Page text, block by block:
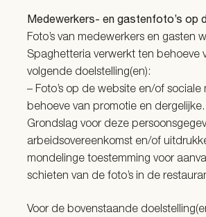
Medewerkers- en gastenfoto’s op
Foto’s van medewerkers en gasten
Spaghetteria verwerkt ten behoeve
volgende doelstelling(en):
– Foto’s op de website en/of sociale
behoeve van promotie en dergelijke.
Grondslag voor deze
arbeidsovereenkomst en/of
mondelinge toestemming voor
schieten van de foto’s in de
Voor de bovenstaande